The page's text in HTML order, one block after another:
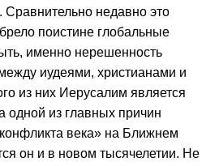
Сравнительно недавно это
поистине глобальные
именно нерешенность
иудеями, христианами и
из них Иерусалим является
одной из главных причин
века» на Ближнем
он и в новом тысячелетии. Не